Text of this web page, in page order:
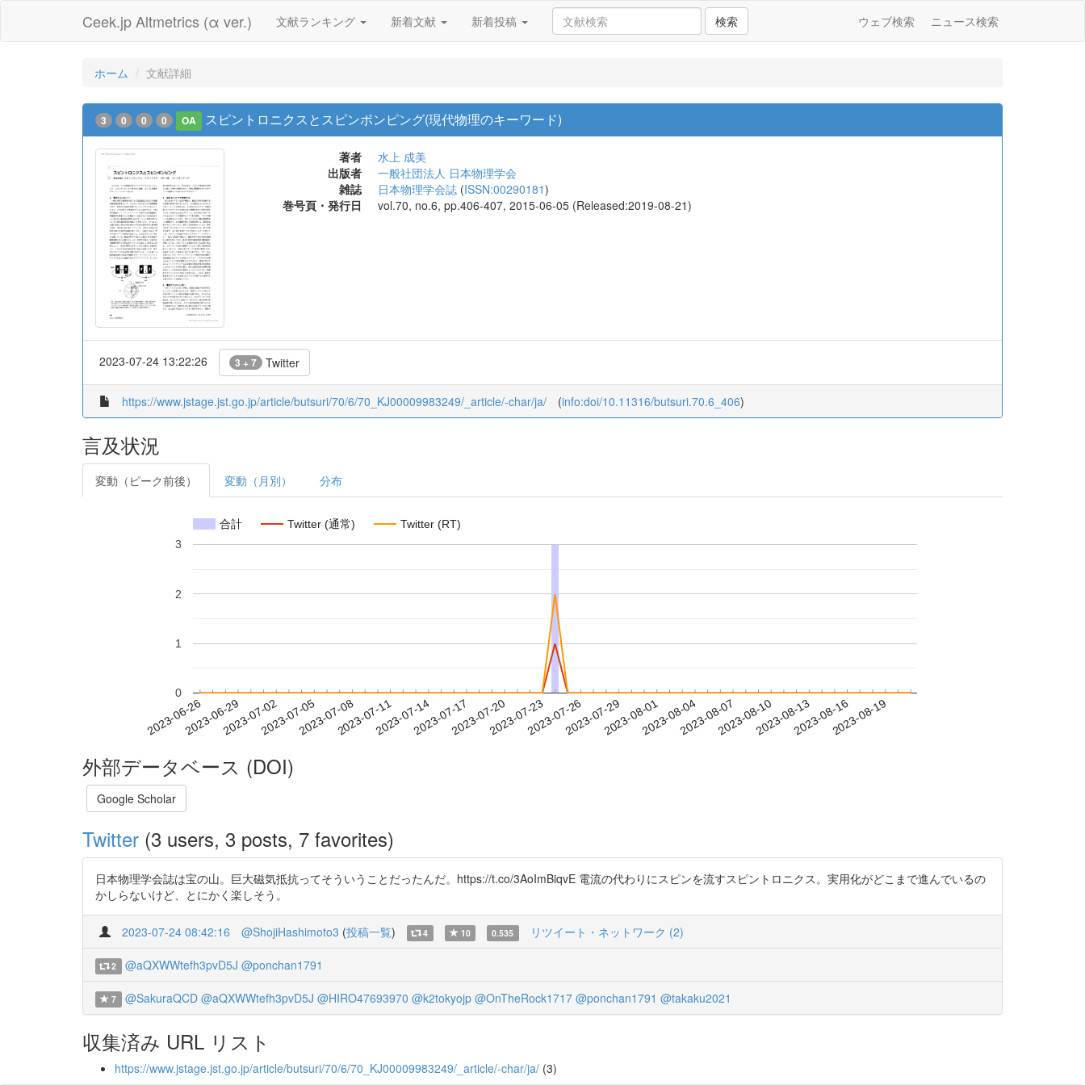
Ceek.jp Altmetrics (α ver.) 文献ランキング 新着文献 新着投稿 検索 ウェブ検索 ニュース検索
ホーム 文献詳細
3 0 0 0 OA スピントロニクスとスピンポンピング(現代物理のキーワード)
著者
水上 成美
出版者
一般社団法人 日本物理学会
雑誌
日本物理学会誌 (ISSN:00290181)
巻号頁・発行日
vol.70, no.6, pp.406-407, 2015-06-05 (Released:2019-08-21)
2023-07-24 13:22:26 3 + 7 Twitter
https://www.jstage.jst.go.jp/article/butsuri/70/6/70_KJ00009983249/_article/-char/ja/ (info:doi/10.11316/butsuri.70.6_406)
言及状況
変動（ピーク前後） 変動（月別） 分布
合計 Twitter (通常) Twitter (RT)
2023-06-262023-06-292023-07-022023-07-052023-07-082023-07-112023-07-142023-07-172023-07-202023-07-232023-07-262023-07-292023-08-012023-08-042023-08-072023-08-102023-08-132023-08-162023-08-19
0
1
2
3
外部データベース (DOI)
Google Scholar
Twitter (3 users, 3 posts, 7 favorites)
日本物理学会誌は宝の山。巨大磁気抵抗ってそういうことだったんだ。https://t.co/3AoImBiqvE 電流の代わりにスピンを流すスピントロニクス。実用化がどこまで進んでいるの
かしらないけど、とにかく楽しそう。
2023-07-24 08:42:16 @ShojiHashimoto3 (投稿一覧) 4 10 0.535 リツイート・ネットワーク (2)
2 @aQXWWtefh3pvD5J @ponchan1791
7 @SakuraQCD @aQXWWtefh3pvD5J @HIRO47693970 @k2tokyojp @OnTheRock1717 @ponchan1791 @takaku2021
収集済み URL リスト
https://www.jstage.jst.go.jp/article/butsuri/70/6/70_KJ00009983249/_article/-char/ja/ (3)